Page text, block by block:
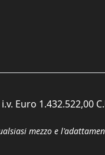
Euro 1.432.522,00
mezzo e